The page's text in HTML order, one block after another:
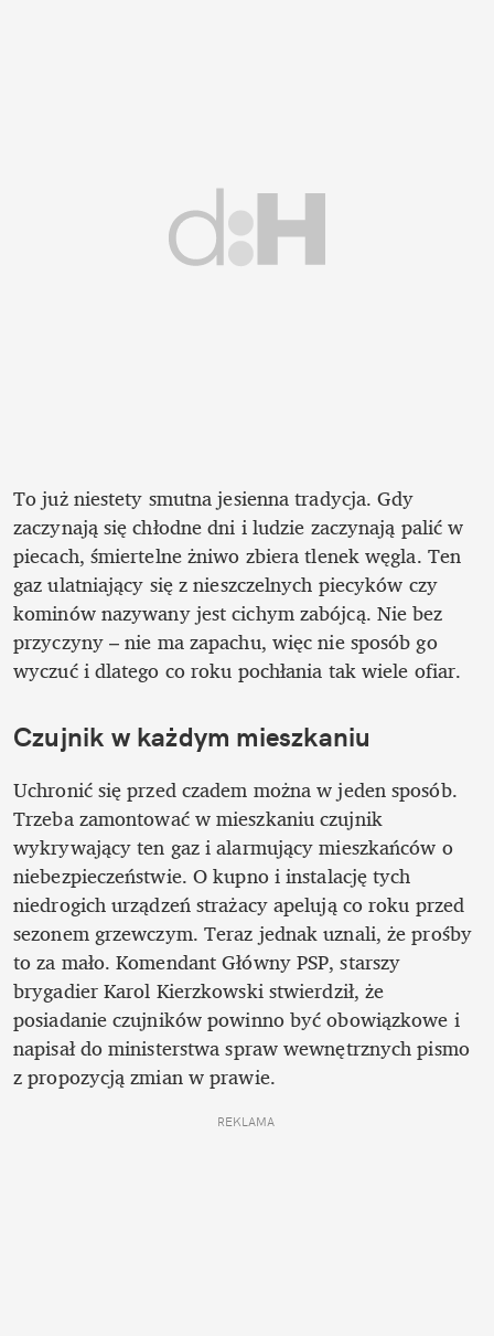
To już niestety smutna jesienna tradycja. Gdy
zaczynają się chłodne dni i ludzie zaczynają palić w
piecach, śmiertelne żniwo zbiera tlenek węgla. Ten
gaz ulatniający się z nieszczelnych piecyków czy
kominów nazywany jest cichym zabójcą. Nie bez
przyczyny – nie ma zapachu, więc nie sposób go
wyczuć i dlatego co roku pochłania tak wiele ofiar.
Czujnik w każdym mieszkaniu
Uchronić się przed czadem można w jeden sposób.
Trzeba zamontować w mieszkaniu czujnik
wykrywający ten gaz i alarmujący mieszkańców o
niebezpieczeństwie. O kupno i instalację tych
niedrogich urządzeń strażacy apelują co roku przed
sezonem grzewczym. Teraz jednak uznali, że prośby
to za mało. Komendant Główny PSP, starszy
brygadier Karol Kierzkowski stwierdził, że
posiadanie czujników powinno być obowiązkowe i
napisał do ministerstwa spraw wewnętrznych pismo
z propozycją zmian w prawie.
REKLAMA